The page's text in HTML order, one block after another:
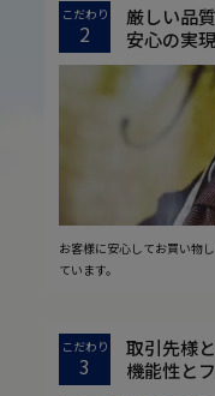
こだわり
2
厳しい品
安心の実現
お客様に安心してお買い物
ています。
こだわり
3
取引先様
機能性と